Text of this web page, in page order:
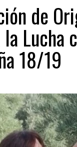
de
Lucha
18/19